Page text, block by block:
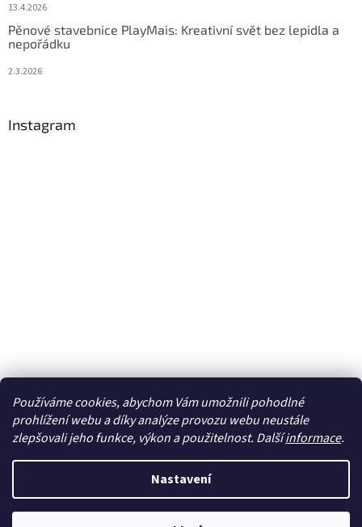
Používáme cookies, abychom Vám umožnili pohodlné
prohlížení webu a díky analýze provozu webu neustále
zlepšovali jeho funkce, výkon a použitelnost. Dalšíinformace.
Nastavení
13.4.2026
Pěnové stavebnice PlayMais: Kreativní svět bez lepidla a
nepořádku
2.3.2026
Instagram
Sledovat na Instagramu
Copyright 2026cdmc.cz. Všechna práva vyhrazena.Upravit